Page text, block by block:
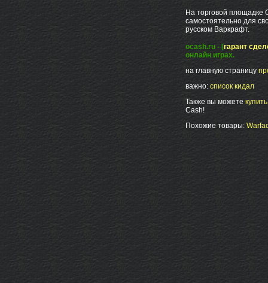
На торговой площадке
самостоятельно для
русском Варкрафт.
ocash.ru - [гарант
онлайн играх.
на главную страницу
важно: список кидал
Также вы можете
Cash!
Похожие товары: